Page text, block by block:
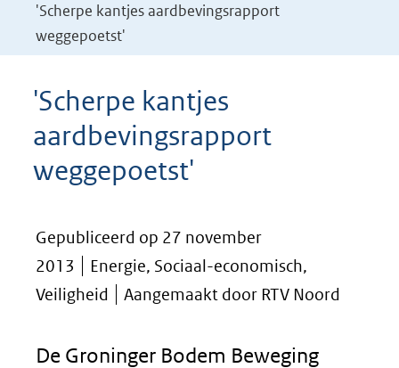
'Scherpe kantjes aardbevingsrapport
weggepoetst'
'Scherpe kantjes
aardbevingsrapport
weggepoetst'
Gepubliceerd op 27 november
2013
Energie, Sociaal-economisch,
Veiligheid
Aangemaakt door RTV Noord
De Groninger Bodem Beweging